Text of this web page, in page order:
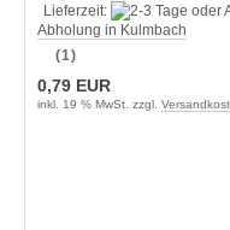
Lieferzeit:
Abholung in Kulmbach
(1)
0,79 EUR
inkl. 19 % MwSt. zzgl.